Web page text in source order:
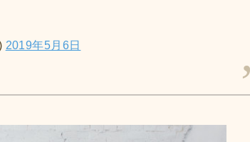
2019年5月6日